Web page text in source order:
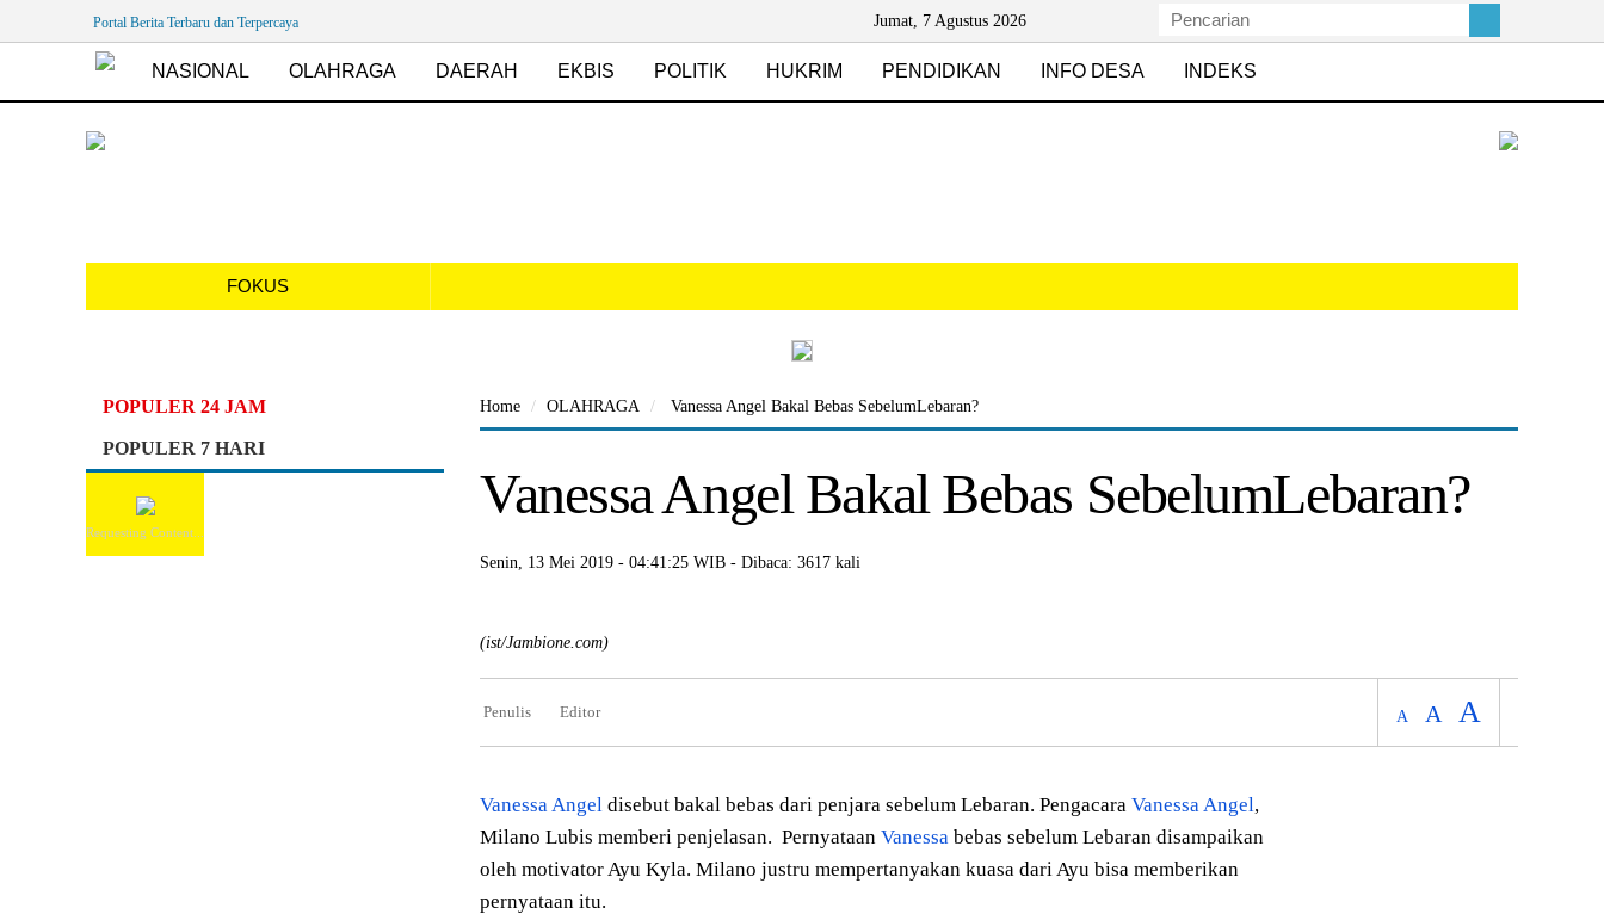
Portal Berita Terbaru dan Terpercaya Jumat, 7 Agustus 2026
NASIONAL OLAHRAGA DAERAH EKBIS POLITIK HUKRIM PENDIDIKAN INFO DESA INDEKS
FOKUS
POPULER 24 JAM
POPULER 7 HARI
Requesting Content...
Home OLAHRAGA Vanessa Angel Bakal Bebas SebelumLebaran?
Vanessa Angel Bakal Bebas SebelumLebaran?
Senin, 13 Mei 2019 - 04:41:25 WIB - Dibaca: 3617 kali
(ist/Jambione.com)
Penulis Editor A A A
Vanessa Angel disebut bakal bebas dari penjara sebelum Lebaran. Pengacara Vanessa Angel,
Milano Lubis memberi penjelasan. Pernyataan Vanessa bebas sebelum Lebaran disampaikan
oleh motivator Ayu Kyla. Milano justru mempertanyakan kuasa dari Ayu bisa memberikan
pernyataan itu.